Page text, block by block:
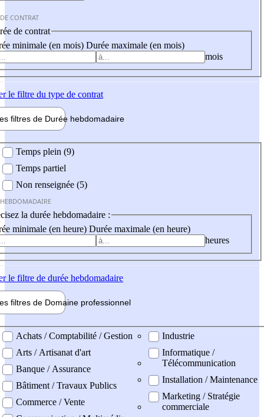
CONTRAT
de contrat
minimale (en mois) Durée maximale (en mois)
mois
le filtre du type de contrat
filtres de Durée hebdomadaire
Temps plein (9)
Temps partiel
Non renseignée (5)
la durée hebdomadaire :
minimale (en heure) Durée maximale (en heure)
heures
le filtre de durée hebdomadaire
filtres de Domaine professionnel
professionel
Achats / Comptabilité / Gestion
Arts / Artisanat d'art
Banque / Assurance
Bâtiment / Travaux Publics
Commerce / Vente
Industrie
Informatique /
Télécommunication
Installation / Maintenance
Marketing / Stratégie
commerciale